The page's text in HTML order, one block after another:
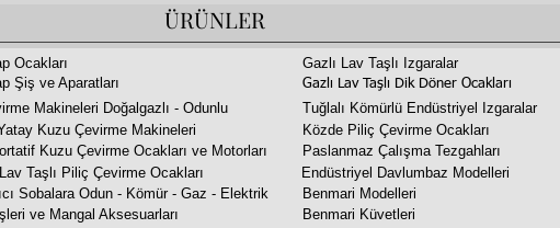
Kebap Izgarası Restaurantlar İçin
Tuğlalı
Boya Kaplama
Metal Ve Altın Sarısı Dekorlu Üst Davlumbaz Veya Bakır Görünümlü
Duman Çekiş Sistemi
Veya Restoran İsim İşleme
Garanti
20 Yıl Dayanıklılığını Koruyacak Şekilde Üretilmiştir
Pişirebilirsiniz Ciğer Şiş İçin Özel Derinlik Ve Genişlik Ayarı
ÜRÜNLER
Ocakları
Gazlı Lav Taşlı Izgaralar
Şiş ve Aparatları
Gazlı Lav Taşlı Dik Döner Ocakları
Tuğlalı Kömürlü Endüstriyel Izgaralar
Makineleri Doğalgazlı - Odunlu
Kuzu Çevirme Makineleri
Közde Piliç Çevirme Ocakları
Kuzu Çevirme Ocakları ve Motorları
Paslanmaz Çalışma Tezgahları
Taşlı Piliç Çevirme Ocakları
Endüstriyel Davlumbaz Modelleri
Sobalara Odun - Kömür - Gaz - Elektrik
Benmari Modelleri
ve Mangal Aksesuarları
Benmari Küvetleri